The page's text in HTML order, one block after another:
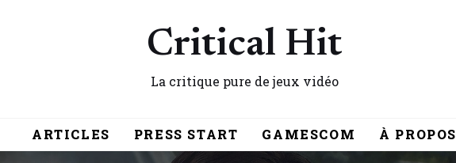
Critical Hit
La critique pure de jeux vidéo
ARTICLES PRESS START GAMESCOM À PROPOS